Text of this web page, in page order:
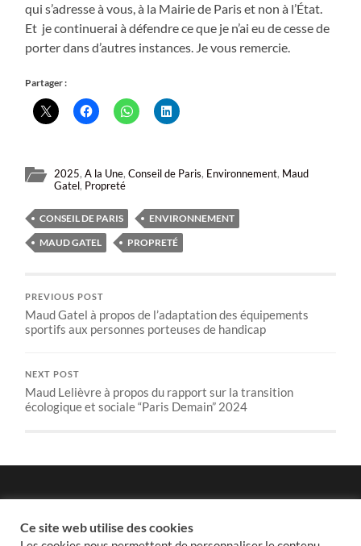
qui s’adresse à vous, à la Mairie de Paris et non à l’État.
Et je continuerai à défendre ce que je n’ai eu de cesse de
porter dans d’autres instances. Je vous remercie.
Partager :
2025,A la Une,Conseil de Paris, Environnement, Maud
Gatel, Propreté
CONSEIL DE PARIS
ENVIRONNEMENT
MAUD GATEL
PROPRETÉ
PREVIOUS POST
Maud Gatel à propos de l’adaptation des équipements
sportifs aux personnes porteuses de handicap
NEXT POST
Maud Lelièvre à propos du rapport sur la transition
écologique et sociale “Paris Demain” 2024
Ce site web utilise des cookies